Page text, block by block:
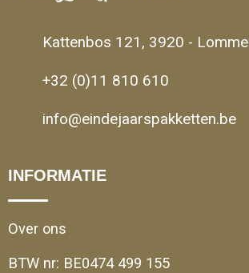
Kattenbos 121, 3920 - Lommel
+32 (0)11 810 610
info@eindejaarspakketten.be
INFORMATIE
Over ons
BTW nr: BE0474 499 155